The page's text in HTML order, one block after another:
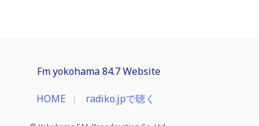
Fm yokohama 84.7 Website
HOME radiko.jpで聴く